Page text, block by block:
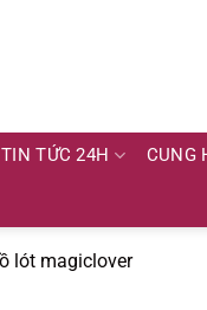
TIN TỨC 24H CUNG